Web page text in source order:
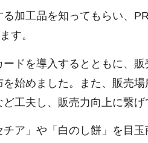
加工品を知ってもらい、
す。
ドを導入するとともに、販
始めました。また、販売
工夫し、販売力向上に繋げ
ア」や「白のし餅」を目